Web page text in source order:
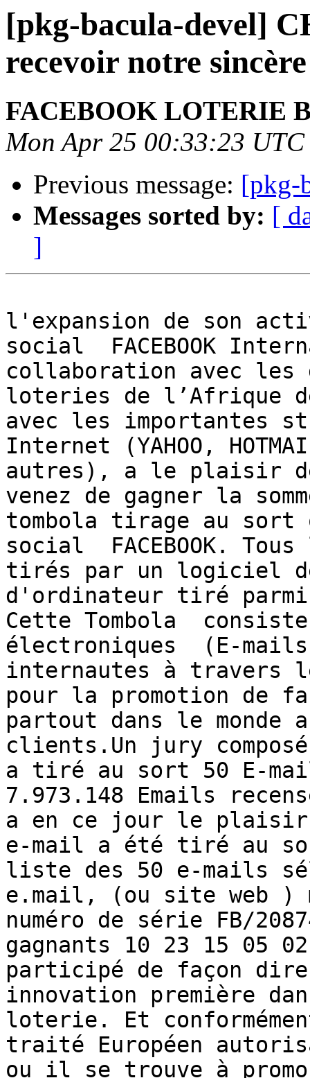
[pkg-bacula-devel]
recevoir notre
FACEBOOK LOTERIE
Mon Apr 25 00:33:23 UTC
Previous message: [pkg-
Messages sorted by: [
]
l'expansion de son
social  FACEBOOK
collaboration avec
loteries de l’Afrique
avec les importantes
Internet (YAHOO,
autres), a le plaisir de
venez de gagner la
tombola tirage au
social  FACEBOOK.
tirés par un logiciel
d'ordinateur tiré
Cette Tombola
électroniques  (E-
internautes à travers
pour la promotion de
partout dans le monde
clients.Un jury
a tiré au sort 50 E-
7.973.148 Emails
a en ce jour le plaisir
e-mail a été tiré au
liste des 50 e-mails
e.mail, (ou site web )
numéro de série FB/
gagnants 10 23 15 05
participé de façon
innovation première
loterie. Et
traité Européen
ou il se trouve à